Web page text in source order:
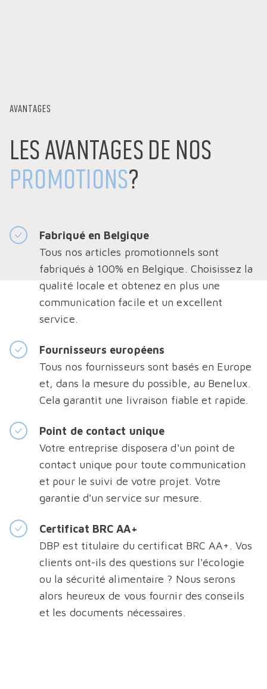
AVANTAGES
Les avantages de nos
promotions?
Fabriqué en Belgique
Tous nos articles promotionnels sont
fabriqués à 100% en Belgique. Choisissez la
qualité locale et obtenez en plus une
communication facile et un excellent
service.
Fournisseurs européens
Tous nos fournisseurs sont basés en Europe
et, dans la mesure du possible, au Benelux.
Cela garantit une livraison fiable et rapide.
Point de contact unique
Votre entreprise disposera d'un point de
contact unique pour toute communication
et pour le suivi de votre projet. Votre
garantie d'un service sur mesure.
Certificat BRC AA+
DBP est titulaire du certificat BRC AA+. Vos
clients ont-ils des questions sur l'écologie
ou la sécurité alimentaire ? Nous serons
alors heureux de vous fournir des conseils
et les documents nécessaires.